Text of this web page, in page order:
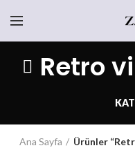
Retro
Ana Sayfa Ürünler